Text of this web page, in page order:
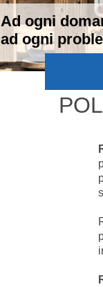
Ad ogni
ad ogni